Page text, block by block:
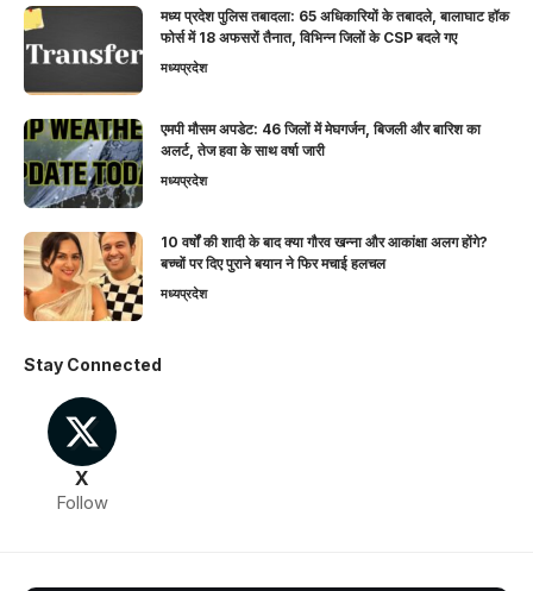
मध्य प्रदेश पुलिस तबादला: 65 अधिकारियों के तबादले, बालाघाट हॉक
फोर्स में 18 अफसरों तैनात, विभिन्न जिलों के CSP बदले गए
मध्यप्रदेश
एमपी मौसम अपडेट: 46 जिलों में मेघगर्जन, बिजली और बारिश का
अलर्ट, तेज हवा के साथ वर्षा जारी
मध्यप्रदेश
10 वर्षों की शादी के बाद क्या गौरव खन्ना और आकांक्षा अलग होंगे?
बच्चों पर दिए पुराने बयान ने फिर मचाई हलचल
मध्यप्रदेश
Stay Connected
X
Follow